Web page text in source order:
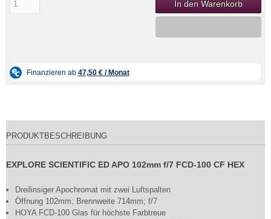
In den Warenkorb
PRODUKTBESCHREIBUNG
EXPLORE SCIENTIFIC ED APO 102mm f/7 FCD-100 CF HEX
Dreilinsiger Apochromat mit zwei Luftspalten
Öffnung 102mm; Brennweite 714mm; f/7
HOYA FCD-100 Glas für höchste Farbtreue